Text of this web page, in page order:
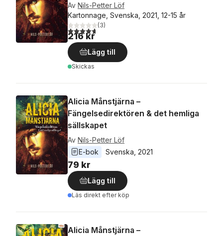
Av Nils-Petter Löf
Kartonnage, Svenska, 2021, 12-15 år
4,7utav 5 stjärnor. Totalt antal röster:
(3)
216 kr
Lägg till
Skickas
Alicia Månstjärna –
Fängelsedirektören & det hemliga
sällskapet
Av Nils-Petter Löf
E-bok
Svenska 2021
79 kr
Lägg till
Läs direkt efter köp
Alicia Månstjärna –